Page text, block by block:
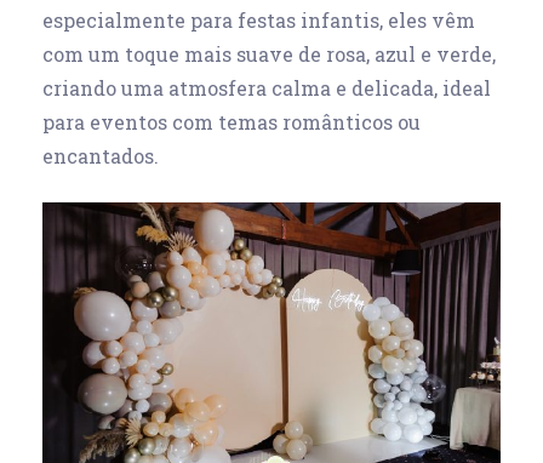
especialmente para festas infantis, eles vêm
com um toque mais suave de rosa, azul e verde,
criando uma atmosfera calma e delicada, ideal
para eventos com temas românticos ou
encantados.